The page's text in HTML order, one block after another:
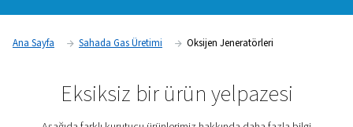
teslimatlarla ilgili lojistiği de ortadan kaldıracaksınız.